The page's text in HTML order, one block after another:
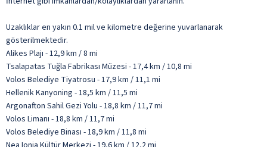
Uzaklıklar en yakın 0.1 mil ve kilometre değerine yuvarlanarak
gösterilmektedir.
Alikes Plajı - 12,9 km / 8 mi
Tsalapatas Tuğla Fabrikası Müzesi - 17,4 km / 10,8 mi
Volos Belediye Tiyatrosu - 17,9 km / 11,1 mi
Hellenik Kanyoning - 18,5 km / 11,5 mi
Argonafton Sahil Gezi Yolu - 18,8 km / 11,7 mi
Volos Limanı - 18,8 km / 11,7 mi
Volos Belediye Binası - 18,9 km / 11,8 mi